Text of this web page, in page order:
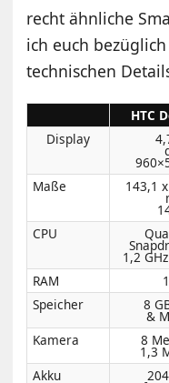
recht ähnliche
ich euch
technischen
HTC
Display
Maße
143,1
CPU
1,2
RAM
Speicher
8
&
Kamera
8
1,3
Akku